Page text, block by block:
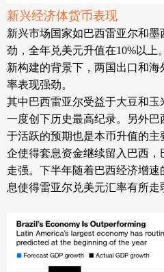
新兴经济体货币表现
新兴市场国家如巴西雷亚尔和
劲，全年兑美元升值在10%以上
新构建的背景下，两国出口和
率表现强劲。
其中巴西雷亚尔受益于大豆和
一度创下历史最高纪录。另外
于活跃的预期也是本币升值的主
企使得套息资金继续留入巴西
走强。下半年随着巴西经济增
息使得雷亚尔兑美元汇率有所走